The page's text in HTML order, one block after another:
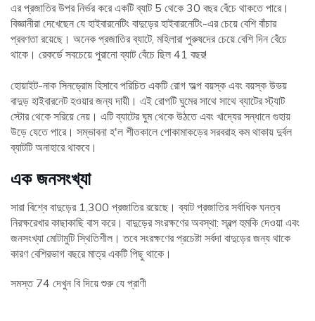
এর প্রজাতির উপর নির্ভর করে একটি ব্যাট 5 থেকে 30 বছর বেঁচে থাকতে পারে।
বিজ্ঞানীরা দেখেছেন যে হাইবারনেটিং বাদুড়ের হাইবারনেটিং-এর চেয়ে বেশি বাঁচার
প্রবণতা রয়েছে। অনেক প্রজাতির ব্যাটে, মহিলারা পুরুষদের চেয়ে বেশি দিন বেঁচে
থাকে। রেকর্ডে সবচেয়ে পুরানো ব্যাট বেঁচে ছিল 41 বছর!
হোয়াইট-নাক সিনড্রোম হিসাবে পরিচিত একটি রোগ অল্প বয়স্ক এবং বয়স্ক উভয়
বাদুড় হাইবারনেট হওয়ার জন্য দায়ী। এই রোগটি ঘুমের সাথে সাথে ব্যাটের স্ট্যাট
স্টোর থেকে সরিয়ে নেয়। এটি ব্যাটের ঘুম থেকে উঠতে এবং খাদ্যের সন্ধানে গুহায়
উড়ে যেতে পারে। সম্ভাবনা হ'ল শীতকালে পোকামাকড়ের সরবরাহ কম থাকায় দুর্বল
ব্যাটটি অনাহারে থাকবে।
এক জনসংখ্যা
সারা বিশ্বে বাদুড়ের 1,300 প্রজাতির রয়েছে। ব্যাট প্রজাতির সর্বাধিক ঘনত্ব
নিরক্ষরেখার কাছাকাছি বাস করে। বাদুড়ের সংরক্ষণের অবস্থা: স্বল্প হুমকি দেওয়া এবং
জনসংখ্যা মোটামুটি স্থিতিশীল। তবে সংরক্ষণের প্রচেষ্টা সর্বদা বাদুড়ের জন্য থাকে
কারণ বেশিরভাগ বছরে মাত্র একটি পিছু থাকে।
সমস্ত 74 দেখুন বি দিয়ে শুরু যে প্রাণী